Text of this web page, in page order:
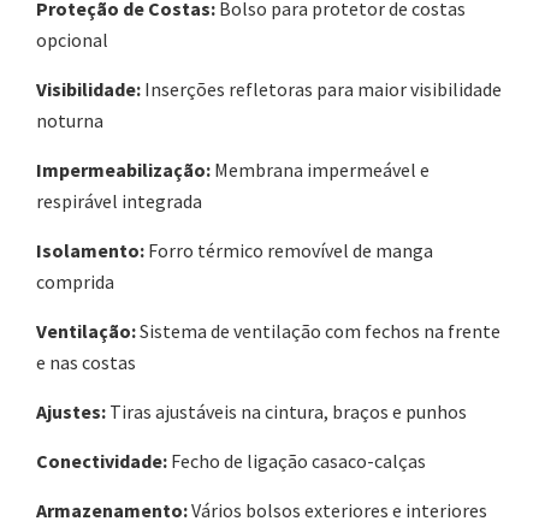
Proteção de Costas: Bolso para protetor de costas
opcional
Visibilidade: Inserções refletoras para maior visibilidade
noturna
Impermeabilização: Membrana impermeável e
respirável integrada
Isolamento: Forro térmico removível de manga
comprida
Ventilação:Sistema de ventilação com fechos na frente
e nas costas
Ajustes: Tiras ajustáveis na cintura, braços e punhos
Conectividade: Fecho de ligação casaco-calças
Armazenamento:Vários bolsos exteriores e interiores